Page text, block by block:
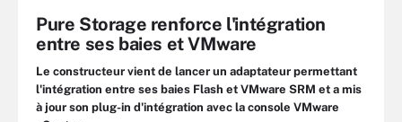
Pure Storage renforce l'intégration
entre ses baies et VMware
Le constructeur vient de lancer un adaptateur permettant
l'intégration entre ses baies Flash et VMware SRM et a mis
à jour son plug-in d'intégration avec la console VMware